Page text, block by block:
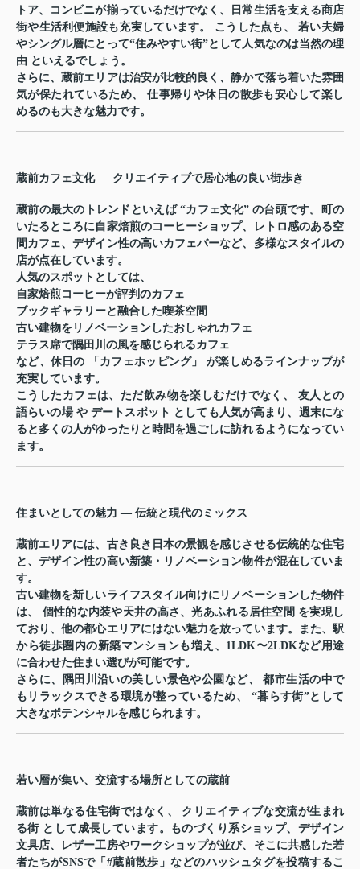
トア、コンビニが揃っているだけでなく、日常生活を支える商店
街や生活利便施設も充実しています。 こうした点も、若い夫婦
やシングル層にとって“住みやすい街”として人気なのは当然の理
由 といえるでしょう。
さらに、蔵前エリアは治安が比較的良く、静かで落ち着いた雰囲
気が保たれているため、 仕事帰りや休日の散歩も安心して楽し
めるのも大きな魅力です。
蔵前カフェ文化 — クリエイティブで居心地の良い街歩き
蔵前の最大のトレンドといえば“カフェ文化”の台頭です。町の
いたるところに自家焙煎のコーヒーショップ、レトロ感のある空
間カフェ、デザイン性の高いカフェバーなど、多様なスタイルの
店が点在しています。
人気のスポットとしては、
自家焙煎コーヒーが評判のカフェ
ブックギャラリーと融合した喫茶空間
古い建物をリノベーションしたおしゃれカフェ
テラス席で隅田川の風を感じられるカフェ
など、休日の 「カフェホッピング」 が楽しめるラインナップが
充実しています。
こうしたカフェは、ただ飲み物を楽しむだけでなく、 友人との
語らいの場やデートスポット としても人気が高まり、週末にな
ると多くの人がゆったりと時間を過ごしに訪れるようになってい
ます。
住まいとしての魅力 — 伝統と現代のミックス
蔵前エリアには、 古き良き日本の景観を感じさせる伝統的な住宅
と、デザイン性の高い新築・リノベーション物件が混在していま
す。
古い建物を新しいライフスタイル向けにリノベーションした物件
は、 個性的な内装や天井の高さ、光あふれる居住空間 を実現し
ており、他の都心エリアにはない魅力を放っています。また、駅
から徒歩圏内の新築マンションも増え、1LDK〜2LDKなど用途
に合わせた住まい選びが可能です。
さらに、隅田川沿いの美しい景色や公園など、 都市生活の中で
もリラックスできる環境が整っているため、 “暮らす街”として
大きなポテンシャルを感じられます。
若い層が集い、交流する場所としての蔵前
蔵前は単なる住宅街ではなく、 クリエイティブな交流が生まれ
る街として成長しています。ものづくり系ショップ、デザイン
文具店、レザー工房やワークショップが並び、そこに共感した若
者たちがSNSで「#蔵前散歩」などのハッシュタグを投稿するこ